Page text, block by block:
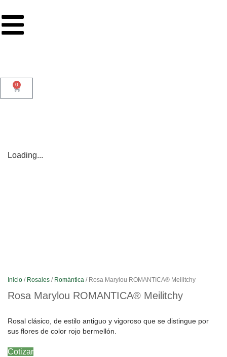
0
Loading...
Inicio / Rosales / Romántica / Rosa Marylou ROMANTICA® Meilitchy
Rosa Marylou ROMANTICA® Meilitchy
Rosal clásico, de estilo antiguo y vigoroso que se distingue por
sus flores de color rojo bermellón.
Cotizar